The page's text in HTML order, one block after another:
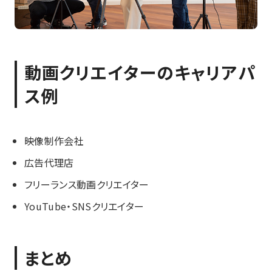
動画クリエイターのキャリアパ
ス例
映像制作会社
広告代理店
フリーランス動画クリエイター
YouTube・SNSクリエイター
まとめ